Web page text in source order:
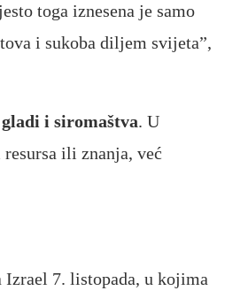
toga iznesena je samo
i sukoba diljem svijeta”,
i siromaštva. U
ili znanja, već
Izrael 7. listopada, u kojima